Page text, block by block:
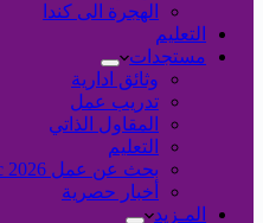
الهجرة الى كندا
التعليم
مستجدات
وثائق ادارية
تدريب عمل
المقاول الذاتي
التعليم
بحث عن عمل 2026 anapec
أخبار حصرية
المـزيد